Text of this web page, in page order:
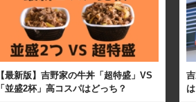
【最新版】吉野家の牛丼「超特盛」VS
「並盛2杯」高コスパはどっち？